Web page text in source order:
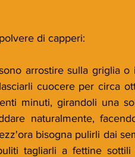
di capperi:
arrostire sulla griglia o
cuocere per circa
minuti, girandoli una
naturalmente,
bisogna pulirli dai
tagliarli a fettine sottili